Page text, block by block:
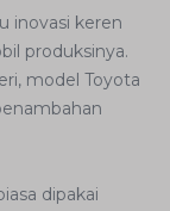
inovasi keren
produksinya.
model Toyota
dipakai